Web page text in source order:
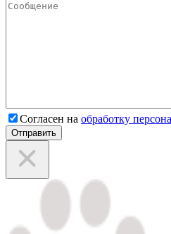
Согласен на обработку
Отправить